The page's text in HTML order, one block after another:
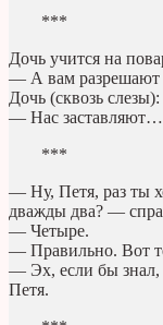
***
Дочь учится на
— А вам разрешают
Дочь (сквозь слезы):
— Нас заставляют…
***
— Ну, Петя, раз ты
дважды два? —
— Четыре.
— Правильно. Вот
— Эх, если бы знал,
Петя.